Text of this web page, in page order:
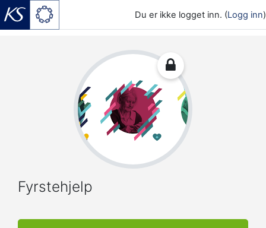
Du er ikke logget inn. (Logg inn)
Fyrstehjelp